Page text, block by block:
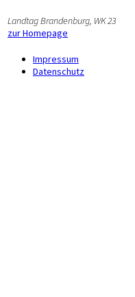
Landtag Brandenburg, WK 23
zur Homepage
Impressum
Datenschutz